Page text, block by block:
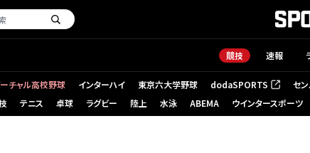
競技 速報
チャル高校野球 インターハイ 東京六大学野球 dodaSPORTS
（新しいタブで開く） セ
テニス 卓球 ラグビー 陸上 水泳 ABEMA ウインタースポーツ